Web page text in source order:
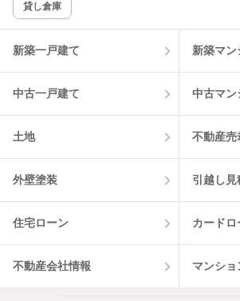
貸し倉庫
新築一戸建て 新築マン
中古一戸建て 中古マン
土地 不動産売
外壁塗装 引越し見
住宅ローン カードロ
不動産会社情報 マンショ